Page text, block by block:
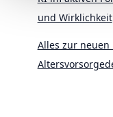
und Wirklichkeit
Alles zur neuen